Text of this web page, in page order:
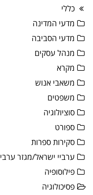
כללי
מדעי המדינה
מדעי הסביבה
מנהל עסקים
מקרא
משאבי אנוש
משפטים
סוציולוגיה
ספורט
סקירות ספרות
ערביי ישראל/מגזר ערבי
פילוסופיה
פסיכולוגיה